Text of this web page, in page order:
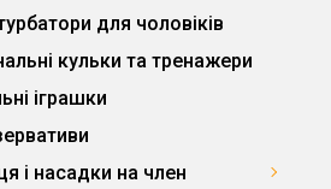
для чоловіків
кульки та тренажери
іграшки
і насадки на член